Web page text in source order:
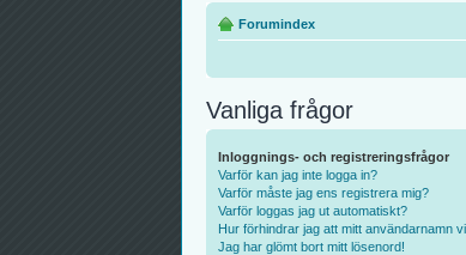
Forumindex
Vanliga frågor
Inloggnings- och registreringsfrågor
Varför kan jag inte logga in?
Varför måste jag ens registrera mig?
Varför loggas jag ut automatiskt?
Hur förhindrar jag att mitt användarnamn
Jag har glömt bort mitt lösenord!